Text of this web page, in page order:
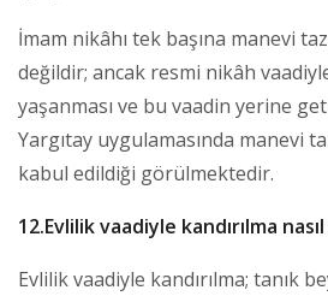
İmam nikâhı tek başına manevi
değildir; ancak resmi nikâh
yaşanması ve bu vaadin yerine
Yargıtay uygulamasında manevi
kabul edildiği görülmektedir.
12.Evlilik vaadiyle kandırılma
Evlilik vaadiyle kandırılma; tanık